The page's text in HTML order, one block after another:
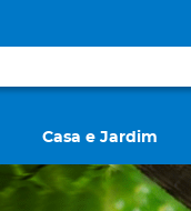
Casa e Jardim